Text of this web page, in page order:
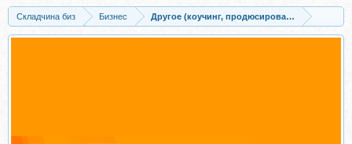
Складчина биз Бизнес
Другое (коучинг, продюсирование, сетевой
Запись [Setters Education] Бренд-стратегия (Ирина Зуева, Надежда Божкова)